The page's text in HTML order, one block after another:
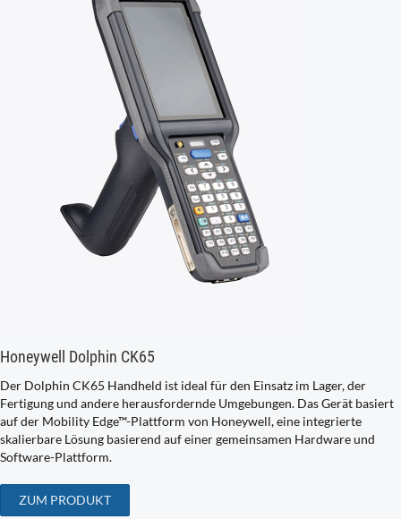
Honeywell Dolphin CK65
Der Dolphin CK65 Handheld ist ideal für den Einsatz im Lager, der
Fertigung und andere herausfordernde Umgebungen. Das Gerät basiert
auf der Mobility Edge™-Plattform von Honeywell, eine integrierte
skalierbare Lösung basierend auf einer gemeinsamen Hardware und
Software-Plattform.
ZUM PRODUKT